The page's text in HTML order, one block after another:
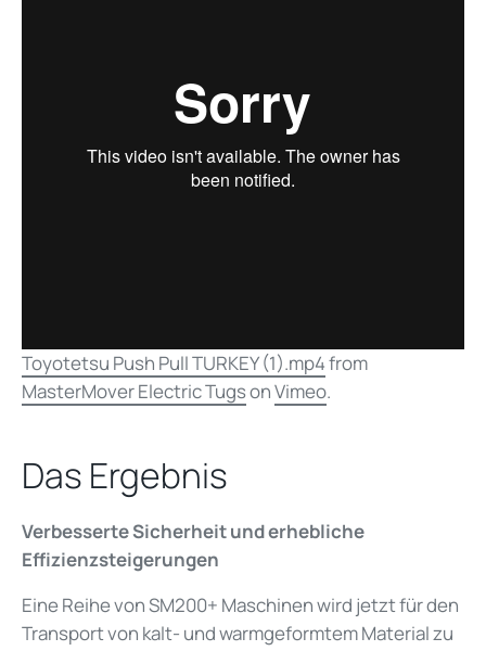
Toyotetsu Push Pull TURKEY (1).mp4from
MasterMover Electric TugsonVimeo.
Das Ergebnis
Verbesserte Sicherheit und erhebliche
Effizienzsteigerungen
Eine Reihe von SM200+ Maschinen wird jetzt für den
Transport von kalt- und warmgeformtem Material zu